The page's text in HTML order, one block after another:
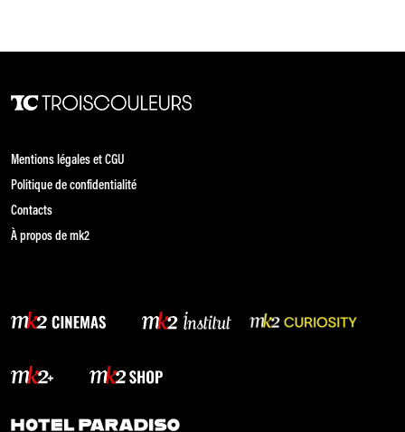
Mentions légales et CGU
Politique de confidentialité
Contacts
À propos de mk2